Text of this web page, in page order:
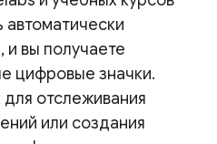
и вы получаете
цифровые значки.
для отслеживания
или создания